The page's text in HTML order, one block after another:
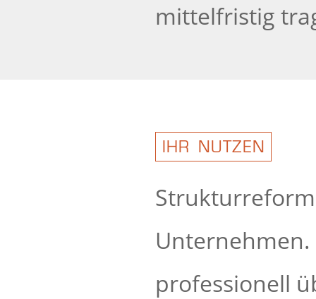
mittelfristig
IHR NUTZEN
professionell